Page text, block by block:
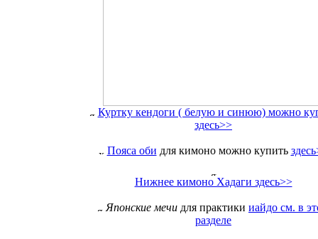
Куртку кендоги ( белую и синюю) можно
здесь>>
Пояса оби для кимоно можно купить
Нижнее кимоно Хадаги здесь>>
Японские мечи для практики иайдо см. в
разделе